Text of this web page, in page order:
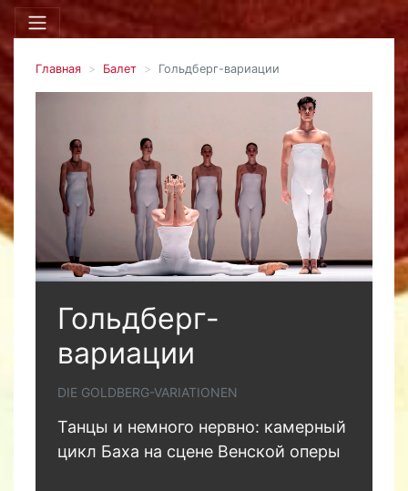
Главная Балет Гольдберг-вариации
Гольдберг-
вариации
DIE GOLDBERG-VARIATIONEN
Танцы и немного нервно: камерный
цикл Баха на сцене Венской оперы